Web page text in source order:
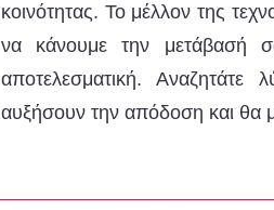
κοινότητας. Το μέλλον της
να κάνουμε την μετάβασή
αποτελεσματική. Αναζητάτε
αυξήσουν την απόδοση και θα